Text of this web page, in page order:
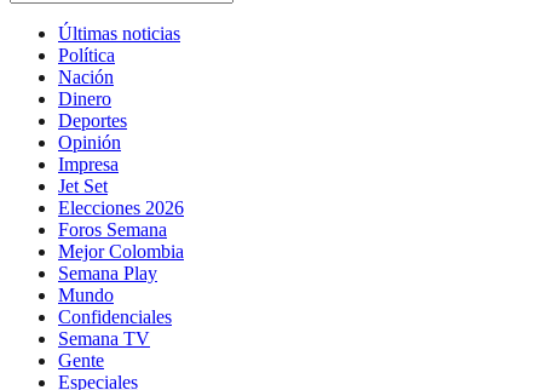
Últimas noticias
Política
Nación
Dinero
Deportes
Opinión
Impresa
Jet Set
Elecciones 2026
Foros Semana
Mejor Colombia
Semana Play
Mundo
Confidenciales
Semana TV
Gente
Especiales